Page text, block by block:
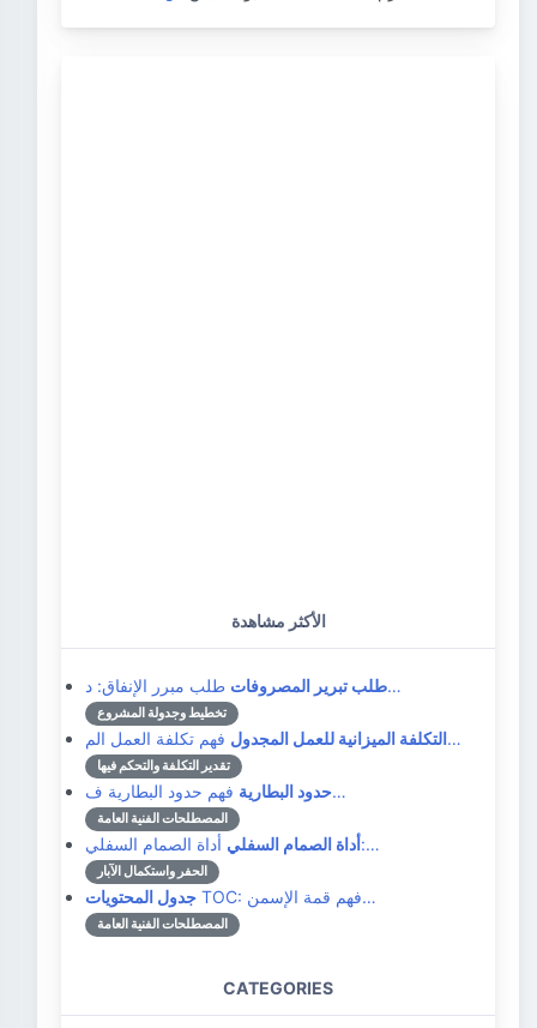
الأكثر مشاهدة
طلب تبرير المصروفاتطلب مبرر الإنفاق: د…
تخطيط وجدولة المشروع
التكلفة الميزانية للعمل المجدولفهم تكلفة العمل الم…
تقدير التكلفة والتحكم فيها
حدود البطاريةفهم حدود البطارية ف…
المصطلحات الفنية العامة
أداة الصمام السفليأداة الصمام السفلي:…
الحفر واستكمال الآبار
جدول المحتويات TOC: فهم قمة الإسمن…
المصطلحات الفنية العامة
CATEGORIES